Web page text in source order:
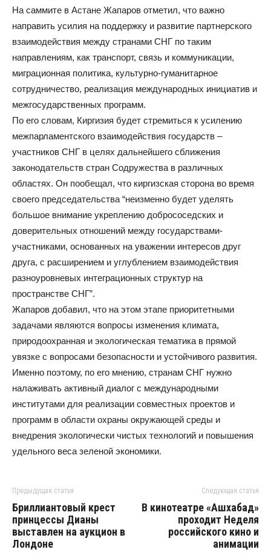
На саммите в Астане Жапаров отметил, что важно
направить усилия на поддержку и развитие партнерского
взаимодействия между странами СНГ по таким
направлениям, как транспорт, связь и коммуникации,
миграционная политика, культурно-гуманитарное
сотрудничество, реализация международных инициатив и
межгосударственных программ.
По его словам, Киргизия будет стремиться к усилению
межпарламентского взаимодействия государств –
участников СНГ в целях дальнейшего сближения
законодательств стран Содружества в различных
областях. Он пообещал, что киргизская сторона во время
своего председательства “неизменно будет уделять
большое внимание укреплению добрососедских и
доверительных отношений между государствами-
участниками, основанных на уважении интересов друг
друга, с расширением и углублением взаимодействия
разноуровневых интеграционных структур на
пространстве СНГ”.
Жапаров добавил, что на этом этапе приоритетными
задачами являются вопросы изменения климата,
природоохранная и экологическая тематика в прямой
увязке с вопросами безопасности и устойчивого развития.
Именно поэтому, по его мнению, странам СНГ нужно
налаживать активный диалог с международными
институтами для реализации совместных проектов и
программ в области охраны окружающей среды и
внедрения экологически чистых технологий и повышения
удельного веса зеленой экономики.
Предыдущая статья
Бриллиантовый крест
принцессы Дианы
выставлен на аукцион в
Лондоне
Следующая статья
В кинотеатре «Ашхабад»
проходит Неделя
российского кино и
анимации